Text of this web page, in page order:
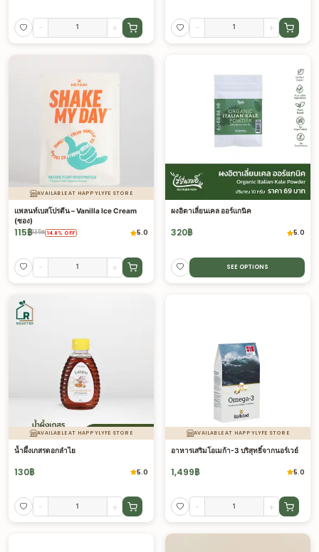
- + - +
AVAILABLE AT HAPPYLYFE STORE
แพลนท์เบสโปรตีน – Vanilla Ice Cream
(ซอง)
115฿135฿ 14.8 % OFF 5.0
- +
ผงอิตาเลี่ยนเคล ออร์แกนิค
320฿ 5.0
SEE OPTIONS
AVAILABLE AT HAPPYLYFE STORE
น้ำผึ้งเกสรดอกลำไย
130฿ 5.0
- +
AVAILABLE AT HAPPYLYFE STORE
อาหารเสริมโอเมก้า-3 บริสุทธิ์จากนอร์เวย์
1,499฿ 5.0
- +